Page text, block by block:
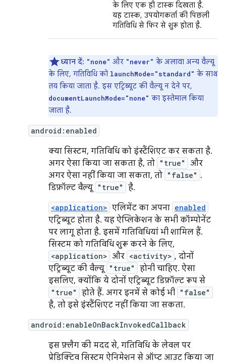
के लिए एक ही टास्क दिखता है.
यह टास्क, उपयोगकर्ता की पिछली
गतिविधि से फिर से शुरू होता है.
ध्यान दें: "none" और "never" के अलावा अन्य वैल्यू
के लिए, गतिविधि को launchMode="standard" के साथ
तय किया जाता है. इस एट्रिब्यूट की वैल्यू न देने पर,
documentLaunchMode="none" का इस्तेमाल किया
जाता है.
android:enabled
क्या सिस्टम, गतिविधि को इंस्टैंशिएट कर सकता है.
अगर ऐसा किया जा सकता है, तो "true"
और
अगर ऐसा नहीं किया जा सकता, तो "false" .
डिफ़ॉल्ट वैल्यू "true" है.
<application> एलिमेंट का अपना enabled
एट्रिब्यूट होता है. यह ऐप्लिकेशन के सभी कॉम्पोनेंट
पर लागू होता है. इसमें गतिविधियां भी शामिल हैं.
सिस्टम को गतिविधि शुरू करने के लिए,
<application> और <activity> , दोनों
एट्रिब्यूट की वैल्यू "true"
होनी चाहिए. ऐसा
इसलिए, क्योंकि ये दोनों एट्रिब्यूट डिफ़ॉल्ट रूप से
"true" होते हैं. अगर इनमें से कोई भी "false"
है, तो इसे इंस्टैंशिएट नहीं किया जा सकता.
android:enableOnBackInvokedCallback
इस फ़्लैग की मदद से, गतिविधि के लेवल पर
प्रेडिक्टिव सिस्टम ऐनिमेशन से ऑप्ट आउट किया जा